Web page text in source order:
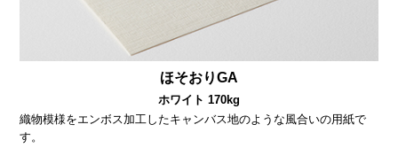
ほそおりGA
ホワイト 170kg
織物模様をエンボス加工したキャンバス地のような風合いの用紙で
す。